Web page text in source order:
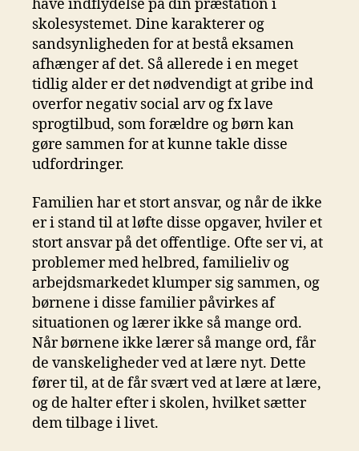
have indflydelse på din præstation i
skolesystemet. Dine karakterer og
sandsynligheden for at bestå eksamen
afhænger af det. Så allerede i en meget
tidlig alder er det nødvendigt at gribe ind
overfor negativ social arv og fx lave
sprogtilbud, som forældre og børn kan
gøre sammen for at kunne takle disse
udfordringer.
Familien har et stort ansvar, og når de ikke
er i stand til at løfte disse opgaver, hviler et
stort ansvar på det offentlige. Ofte ser vi, at
problemer med helbred, familieliv og
arbejdsmarkedet klumper sig sammen, og
børnene i disse familier påvirkes af
situationen og lærer ikke så mange ord.
Når børnene ikke lærer så mange ord, får
de vanskeligheder ved at lære nyt. Dette
fører til, at de får svært ved at lære at lære,
og de halter efter i skolen, hvilket sætter
dem tilbage i livet.